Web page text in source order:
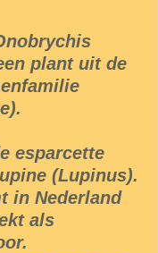
plant uit de
esparcette
(Lupinus).
in Nederland
als